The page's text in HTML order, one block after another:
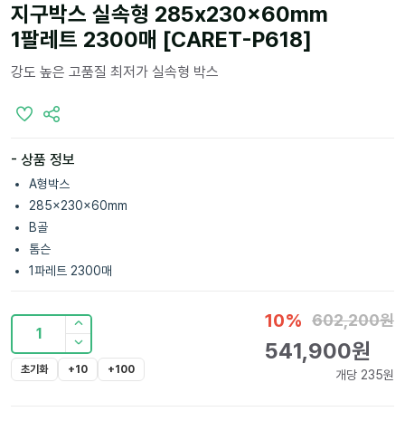
지구박스 실속형 285x230x60mm
1팔레트 2300매 [CARET-P618]
강도 높은 고품질 최저가 실속형 박스
- 상품 정보
A형박스
285x230x60mm
B골
톰슨
1파레트 2300매
1
초기화 +10 +100
10% 602,200원
541,900원
개당 235원